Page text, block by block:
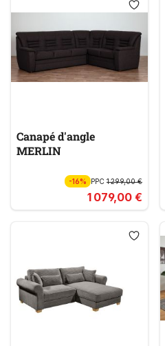
Canapé d'angle
MERLIN
-16% PPC 1 299,00 €
1 079,00 €